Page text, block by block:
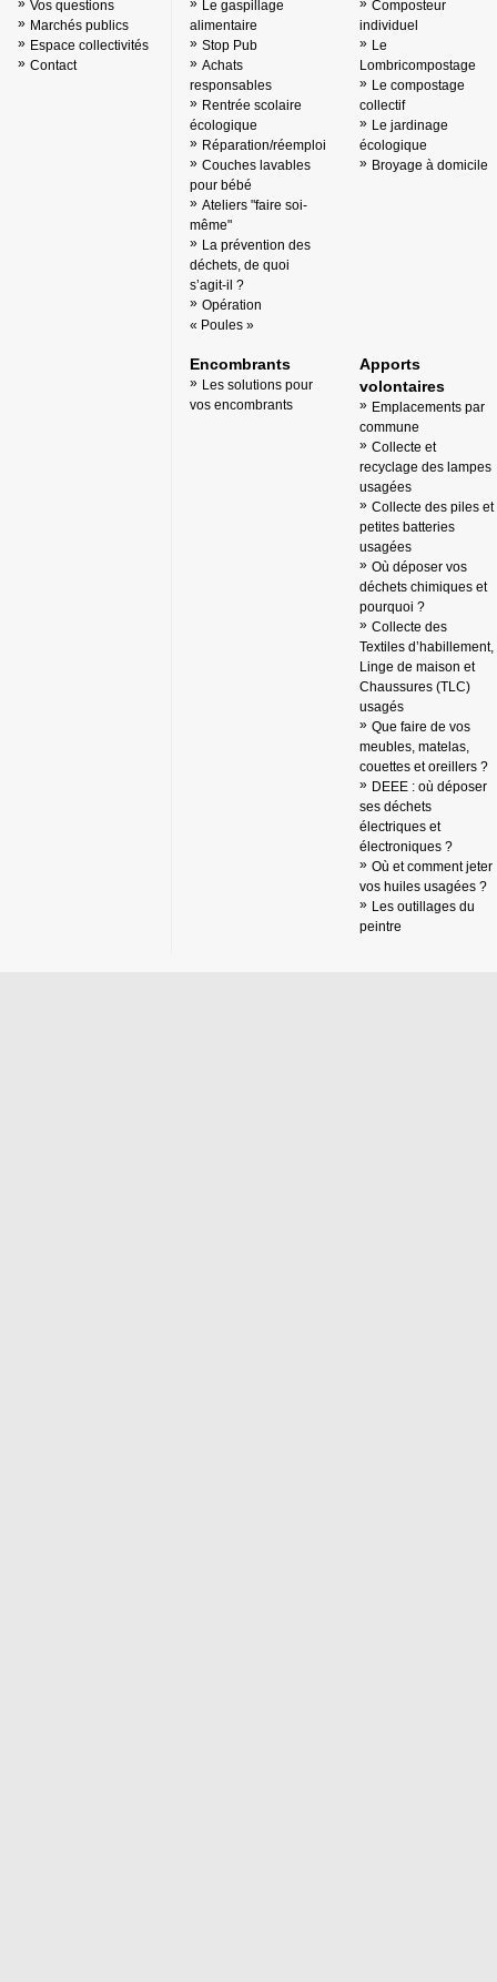
Vos questions
Marchés publics
Espace collectivités
Contact
Le gaspillage
alimentaire
Stop Pub
Achats
responsables
Rentrée scolaire
écologique
Réparation/réemploi
Couches lavables
pour bébé
Ateliers "faire soi-
même"
La prévention des
déchets, de quoi
s’agit-il ?
Opération
« Poules »
Composteur
individuel
Le
Lombricompostage
Le compostage
collectif
Le jardinage
écologique
Broyage à domicile
Encombrants
Les solutions pour
vos encombrants
Apports
volontaires
Emplacements par
commune
Collecte et
recyclage des lampes
usagées
Collecte des piles et
petites batteries
usagées
Où déposer vos
déchets chimiques et
pourquoi ?
Collecte des
Textiles d’habillement,
Linge de maison et
Chaussures (TLC)
usagés
Que faire de vos
meubles, matelas,
couettes et oreillers ?
DEEE : où déposer
ses déchets
électriques et
électroniques ?
Où et comment jeter
vos huiles usagées ?
Les outillages du
peintre